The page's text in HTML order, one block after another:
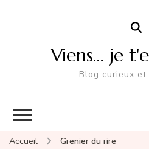
Viens… je
Blog curieux et
Accueil Grenier du rire